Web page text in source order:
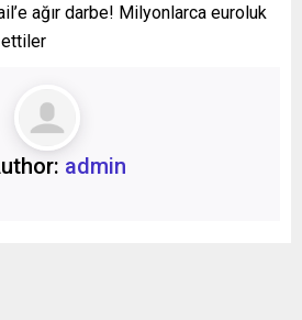
ağır darbe! Milyonlarca euroluk
ettiler
admin